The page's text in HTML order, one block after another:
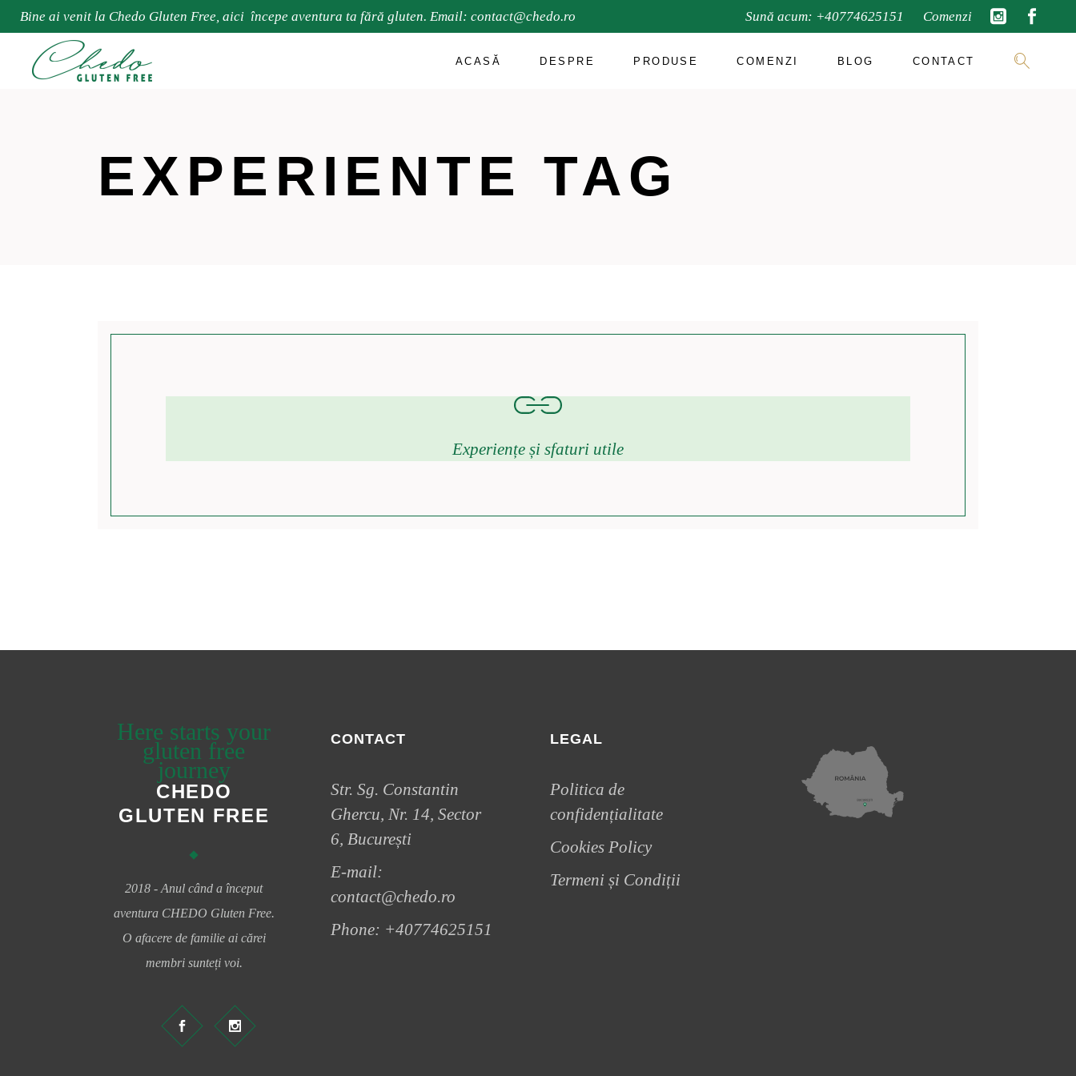
Bine ai venit la Chedo Gluten Free, aici începe aventura ta fără gluten. Email: contact@chedo.ro Sună acum: +40774625151 Comenzi
ACASĂ DESPRE PRODUSE COMENZI BLOG CONTACT
EXPERIENTE TAG
Experiențe și sfaturi utile
Here starts your
gluten free
journey
CHEDO
GLUTEN FREE
2018 - Anul când a început
aventura CHEDO Gluten Free.
O afacere de familie ai cărei
membri sunteți voi.
CONTACT
Str. Sg. Constantin
Ghercu, Nr. 14, Sector
6, București
E-mail:
contact@chedo.ro
Phone: +40774625151
LEGAL
Politica de
confidențialitate
Cookies Policy
Termeni și Condiții